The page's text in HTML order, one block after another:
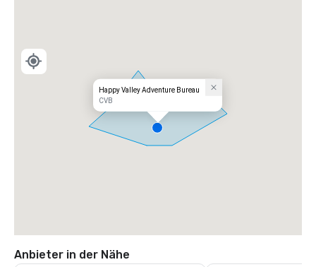
Happy Valley Adventure Bureau
CVB
Anbieter in der Nähe